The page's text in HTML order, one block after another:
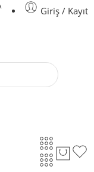
Giriş / Kayıt